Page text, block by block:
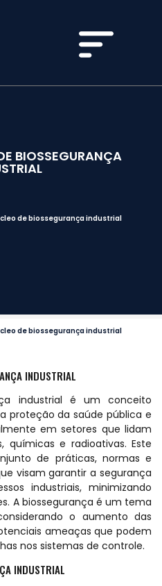
BIOSSEGURANÇA
de biossegurança industrial
de biossegurança industrial
INDUSTRIAL
industrial é um conceito
proteção da saúde pública e
em setores que lidam
químicas e radioativas. Este
de práticas, normas e
visam garantir a segurança
industriais, minimizando
A biossegurança é um tema
o aumento das
ameaças que podem
nos sistemas de controle.
INDUSTRIAL